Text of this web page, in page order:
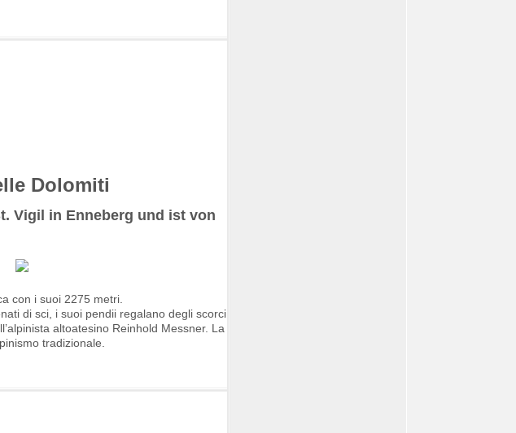
Dolomiti
Vigil in Enneberg und ist von
con i suoi 2275 metri.
di sci, i suoi pendii regalano degli scorci
altoatesino Reinhold Messner. La
tradizionale.